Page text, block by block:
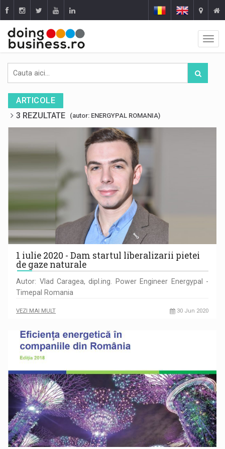
ARTICOLE
3 REZULTATE
(autor: ENERGYPAL ROMANIA)
1 iulie 2020 - Dam startul liberalizarii pietei
de gaze naturale
Autor: Vlad Caragea, dipl.ing. Power Engineer Energypal -
Timepal Romania
VEZI MAI MULT 30 Jun 2020